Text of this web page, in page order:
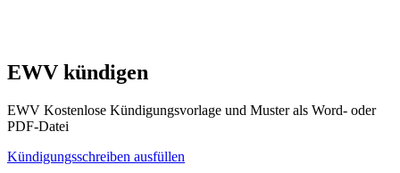
EWV kündigen
EWV Kostenlose Kündigungsvorlage und Muster als Word- oder
PDF-Datei
Kündigungsschreiben ausfüllen